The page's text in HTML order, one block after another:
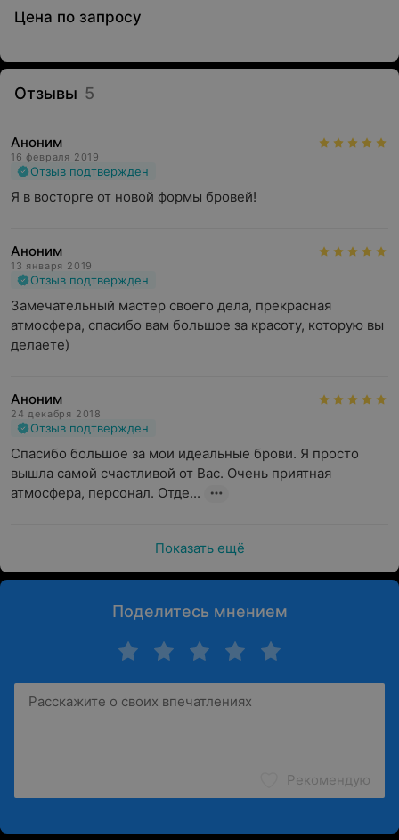
Цена по запросу
Отзывы 5
Аноним
16 февраля 2019
Отзыв подтвержден
Я в восторге от новой формы бровей!
Аноним
13 января 2019
Отзыв подтвержден
Замечательный мастер своего дела, прекрасная
атмосфера, спасибо вам большое за красоту, которую вы
делаете)
Аноним
24 декабря 2018
Отзыв подтвержден
Спасибо большое за мои идеальные брови. Я просто
вышла самой счастливой от Вас. Очень приятная
атмосфера, персонал. Отде...
Показать ещё
Поделитесь мнением
Рекомендую